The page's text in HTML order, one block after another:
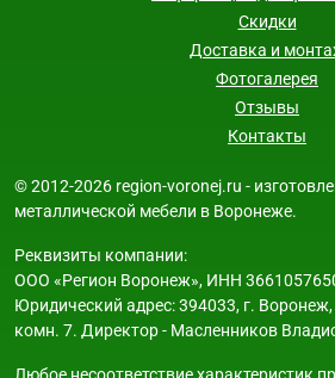
Скидки
Доставка и
Фотогалерея
Отзывы
Контакты
© 2012-2026 region-voronej.ru -
металлической мебели в Воронеже.
Реквизиты компании:
ООО «Регион Воронеж», ИНН
Юридический адрес: 394033, г.
комн. 7. Директор - Масленников
Любое несоответствие характеристик